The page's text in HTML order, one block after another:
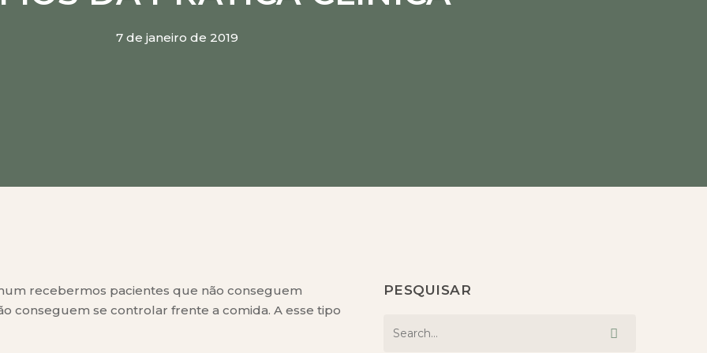
7 de janeiro de 2019
recebermos pacientes que não conseguem
conseguem se controlar frente a comida. A esse tipo
PESQUISAR
Leandro Medeiros